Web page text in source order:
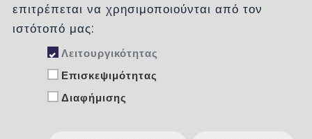
/ Προϊόντα / ΠΡΟΣΦΟΡΕΣ ΨΗΣΤΑΡΙΕΣ
επιτρέπεται να χρησιμοποιούνται από τον
ιστότοπό μας:
Λειτουργικότητας
Επισκεψιμότητας
Διαφήμισης